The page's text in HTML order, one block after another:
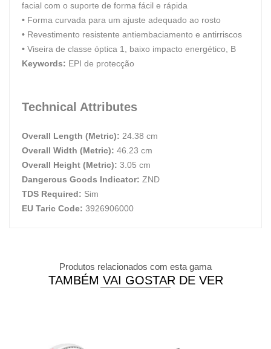
facial com o suporte de forma fácil e rápida
• Forma curvada para um ajuste adequado ao rosto
• Revestimento resistente antiembaciamento e antirriscos
• Viseira de classe óptica 1, baixo impacto energético, B
Keywords: EPI de protecção
Technical Attributes
Overall Length (Metric): 24.38 cm
Overall Width (Metric): 46.23 cm
Overall Height (Metric): 3.05 cm
Dangerous Goods Indicator: ZND
TDS Required: Sim
EU Taric Code: 3926906000
Produtos relacionados com esta gama
TAMBÉM VAI GOSTAR DE VER